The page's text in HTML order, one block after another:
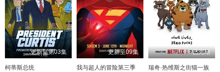
更新至第03集
柯蒂斯总统
更新至09集
我与超人的冒险第三季
已完结
瑞奇·热维斯之街猫一族